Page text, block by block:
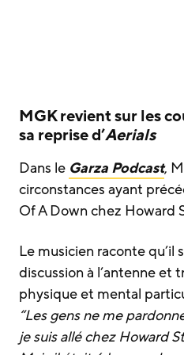
MGK revient sur les
sa reprise d’Aerials
Dans le Garza Podcast,
circonstances ayant
Of A Down chez Howard
Le musicien raconte qu’il
discussion à l’antenne et
physique et mental
“Les gens ne me
je suis allé chez Howard